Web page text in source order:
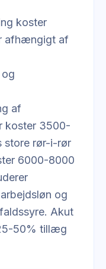
koster
afhængigt af
af
koster 3500-
store rør-i-rør
6000-8000
og
Akut
50% tillæg